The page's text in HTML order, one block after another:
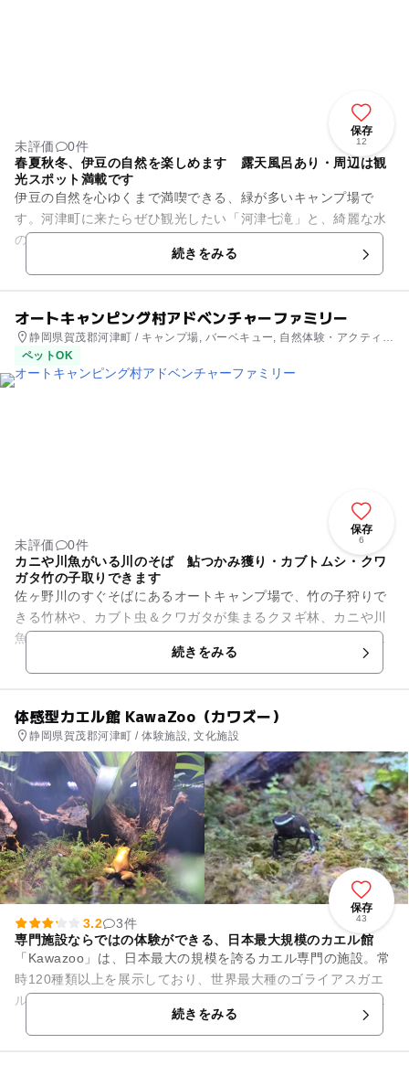
保存
12
未評価
0件
春夏秋冬、伊豆の自然を楽しめます 露天風呂あり・周辺は観
光スポット満載です
伊豆の自然を心ゆくまで満喫できる、緑が多いキャンプ場で
す。河津町に来たらぜひ観光したい「河津七滝」と、綺麗な水
の揺らぎを見られる河津川のそばにあります。5キロほど上に
水源があるので、水が綺麗なの...
続きをみる
オートキャンピング村アドベンチャーファミリー
静岡県賀茂郡河津町 / キャンプ場, バーベキュー, 自然体験・アクティビ
ティ
ペットOK
保存
6
未評価
0件
カニや川魚がいる川のそば 鮎つかみ獲り・カブトムシ・クワ
ガタ竹の子取りできます
佐ヶ野川のすぐそばにあるオートキャンプ場で、竹の子狩りで
きる竹林や、カブト虫＆クワガタが集まるクヌギ林、カニや川
魚が生息する川があり、鮎つかみ獲りなどのイベントも。天城
山の自然豊かな中で広々とし...続きをみる
体感型カエル館 KawaZoo（カワズー）
静岡県賀茂郡河津町 / 体験施設, 文化施設
保存
43
3.2
3件
専門施設ならではの体験ができる、日本最大規模のカエル館
「Kawazoo」は、日本最大の規模を誇るカエル専門の施設。常
時120種類以上を展示しており、世界最大種のゴライアスガエ
ルをはじめ、鮮やかで猛毒を持つヤドクガエルや希少種など、
続きをみる